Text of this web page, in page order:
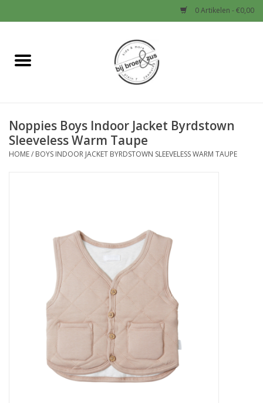
0 Artikelen - €0,00
Home
Baby
Jongens
Schoenen en Tassen
Cadeaubonnen
Noppies Boys Indoor Jacket Byrdstown
Sleeveless Warm Taupe
HOME/ BOYS INDOOR JACKET BYRDSTOWN SLEEVELESS WARM TAUPE